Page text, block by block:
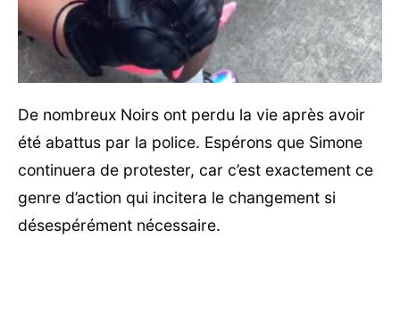
De nombreux Noirs ont perdu la vie après avoir
été abattus par la police. Espérons que Simone
continuera de protester, car c’est exactement ce
genre d’action qui incitera le changement si
désespérément nécessaire.